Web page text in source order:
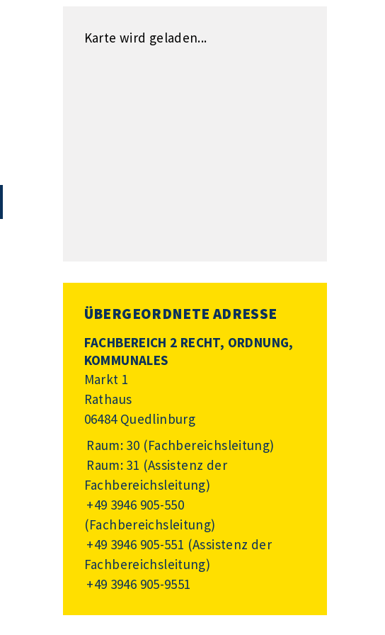
Karte wird geladen...
ÜBERGEORDNETE ADRESSE
FACHBEREICH 2 RECHT, ORDNUNG,
KOMMUNALES
Markt 1
Rathaus
06484 Quedlinburg
Raum: 30 (Fachbereichsleitung)
Raum: 31 (Assistenz der
Fachbereichsleitung)
+49 3946 905-550
(Fachbereichsleitung)
+49 3946 905-551 (Assistenz der
Fachbereichsleitung)
+49 3946 905-9551